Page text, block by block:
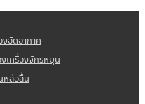
งอัดอากาศ
เครื่องจักรหมุน
หล่อลื่น